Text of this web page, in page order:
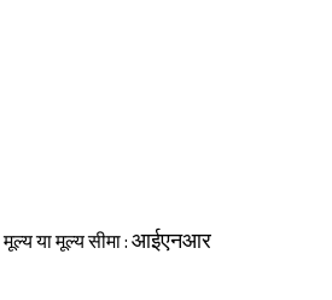
मूल्य या मूल्य सीमा : आईएनआर